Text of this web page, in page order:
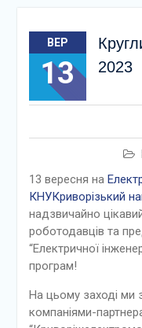
ВЕР
13
2023
13 вересня на
КНУКриворізький
надзвичайно
роботодавців та
“Електричної
програм!
На цьому заході ми
компаніями-